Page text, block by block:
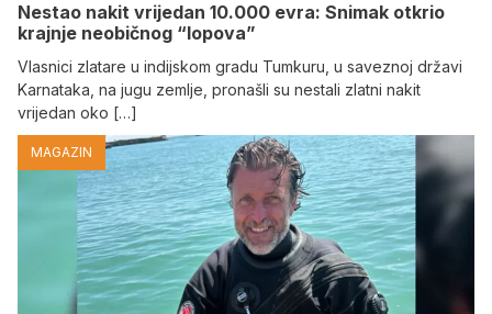
Nestao nakit vrijedan 10.000 evra: Snimak otkrio
krajnje neobičnog “lopova”
Vlasnici zlatare u indijskom gradu Tumkuru, u saveznoj državi
Karnataka, na jugu zemlje, pronašli su nestali zlatni nakit
vrijedan oko […]
MAGAZIN